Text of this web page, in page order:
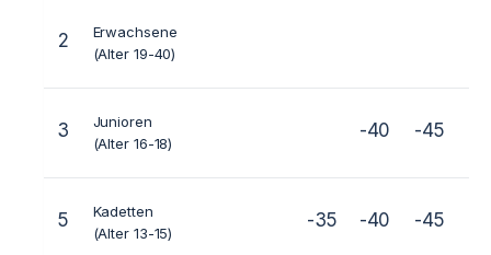
2
Erwachsene
(Alter 19-40)
3
Junioren
(Alter 16-18)
-40 -45
5
Kadetten
(Alter 13-15)
-35 -40 -45